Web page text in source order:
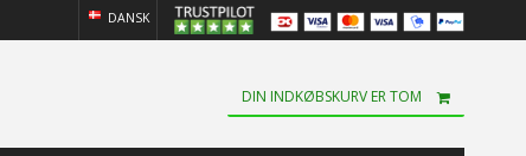
DANSK
DIN INDKØBSKURV ER TOM